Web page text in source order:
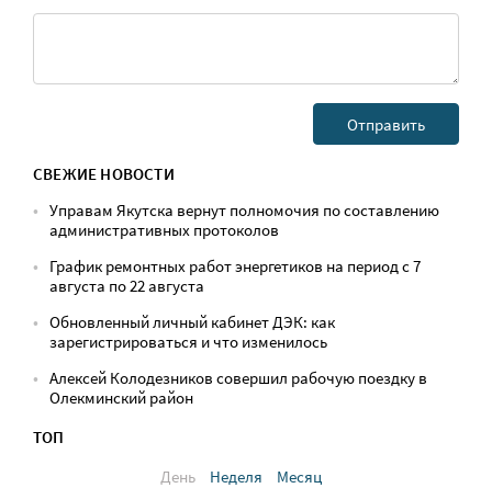
СВЕЖИЕ НОВОСТИ
Управам Якутска вернут полномочия по составлению
административных протоколов
График ремонтных работ энергетиков на период с 7
августа по 22 августа
Обновленный личный кабинет ДЭК: как
зарегистрироваться и что изменилось
Алексей Колодезников совершил рабочую поездку в
Олекминский район
ТОП
День
Неделя Месяц